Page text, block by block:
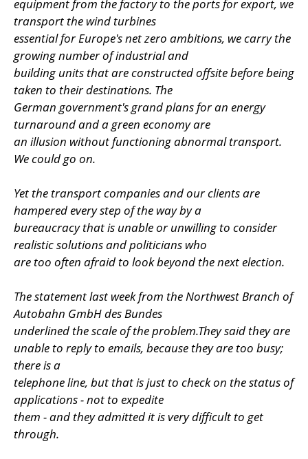
equipment from the factory to the ports for export, we
transport the wind turbines
essential for Europe's net zero ambitions, we carry the
growing number of industrial and
building units that are constructed offsite before being
taken to their destinations. The
German government's grand plans for an energy
turnaround and a green economy are
an illusion without functioning abnormal transport.
We could go on.
Yet the transport companies and our clients are
hampered every step of the way by a
bureaucracy that is unable or unwilling to consider
realistic solutions and politicians who
are too often afraid to look beyond the next election.
The statement last week from the Northwest Branch of
Autobahn GmbH des Bundes
underlined the scale of the problem.They said they are
unable to reply to emails, because they are too busy;
there is a
telephone line, but that is just to check on the status of
applications - not to expedite
them - and they admitted it is very difficult to get
through.